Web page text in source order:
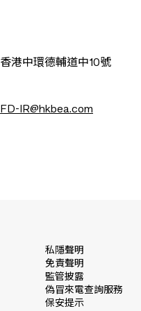
香港中環德輔道中10號
FD-IR@hkbea.com
私隱聲明
免責聲明
監管披露
偽冒來電查詢服務
保安提示